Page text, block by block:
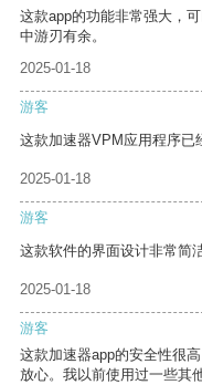
这款app的功能非常强大，
中游刃有余。
2025-01-18
游客
这款加速器VPM应用程序已
2025-01-18
游客
这款软件的界面设计非常简
2025-01-18
游客
这款加速器app的安全性很
放心。我以前使用过一些其